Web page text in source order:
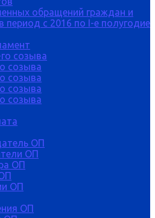
обращений граждан и
период с 2016 по I-е полугодие
созыва
созыва
созыва
созыва
созыва
ОП
ОП
ОП
ОП
ОП